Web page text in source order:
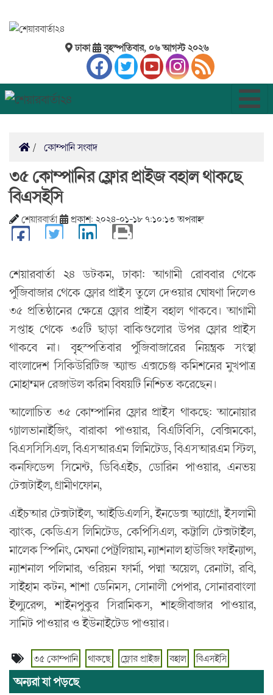
ঢাকা বৃহস্পতিবার, ০৬ আগস্ট ২০২৬
কোম্পানি সংবাদ
৩৫ কোম্পানির ফ্লোর প্রাইজ বহাল থাকছে
বিএসইসি
শেয়ারবার্তা প্রকাশ: ২০২৪-০১-১৮ ৭:১০:১৩ অপরাহ্ন
শেয়ারবার্তা ২৪ ডটকম, ঢাকা: আগামী রোববার থেকে
পুঁজিবাজার থেকে ফ্লোর প্রাইস তুলে দেওয়ার ঘোষণা দিলেও
৩৫ প্রতিষ্ঠানের ক্ষেত্রে ফ্লোর প্রাইস বহাল থাকবে। আগামী
সপ্তাহ থেকে ৩৫টি ছাড়া বাকিগুলোর উপর ফ্লোর প্রাইস
থাকবে না। বৃহস্পতিবার পুঁজিবাজারের নিয়ন্ত্রক সংস্থা
বাংলাদেশ সিকিউরিটিজ অ্যান্ড এক্সচেঞ্জ কমিশনের মুখপাত্র
মোহাম্মদ রেজাউল করিম বিষয়টি নিশ্চিত করেছেন।
আলোচিত ৩৫ কোম্পানির ফ্লোর প্রাইস থাকছে: আনোয়ার
গ্যালভানাইজিং, বারাকা পাওয়ার, বিএটিবিসি, বেক্সিমকো,
বিএসসিসিএল, বিএসআরএম লিমিটেড, বিএসআরএম স্টিল,
কনফিডেন্স সিমেন্ট, ডিবিএইচ, ডোরিন পাওয়ার, এনভয়
টেক্সটাইল, গ্রামীণফোন,
এইচআর টেক্সটাইল, আইডিএলসি, ইনডেক্স অ্যাগ্রো, ইসলামী
ব্যাংক, কেডিএস লিমিটেড, কেপিসিএল, কট্টালি টেক্সটাইল,
মালেক স্পিনিং, মেঘনা পেট্রলিয়াম, ন্যাশনাল হাউজিং ফাইন্যান্স,
ন্যাশনাল পলিমার, ওরিয়ন ফার্মা, পদ্মা অয়েল, রেনাটা, রবি,
সাইহাম কটন, শাশা ডেনিমস, সোনালী পেপার, সোনারবাংলা
ইন্স্যুরেন্স, শাইনপুকুর সিরামিকস, শাহজীবাজার পাওয়ার,
সামিট পাওয়ার ও ইউনাইটেড পাওয়ার।
৩৫ কোম্পানি থাকছে ফ্লোর প্রাইজ বহাল বিএসইসি
অন্যরা যা পড়ছে